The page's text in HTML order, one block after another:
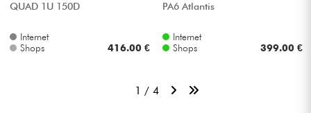
QUAD 1U 150D
Internet
Shops
416.00 €
PA6 Atlantis
Internet
Shops
399.00 €
1 / 4